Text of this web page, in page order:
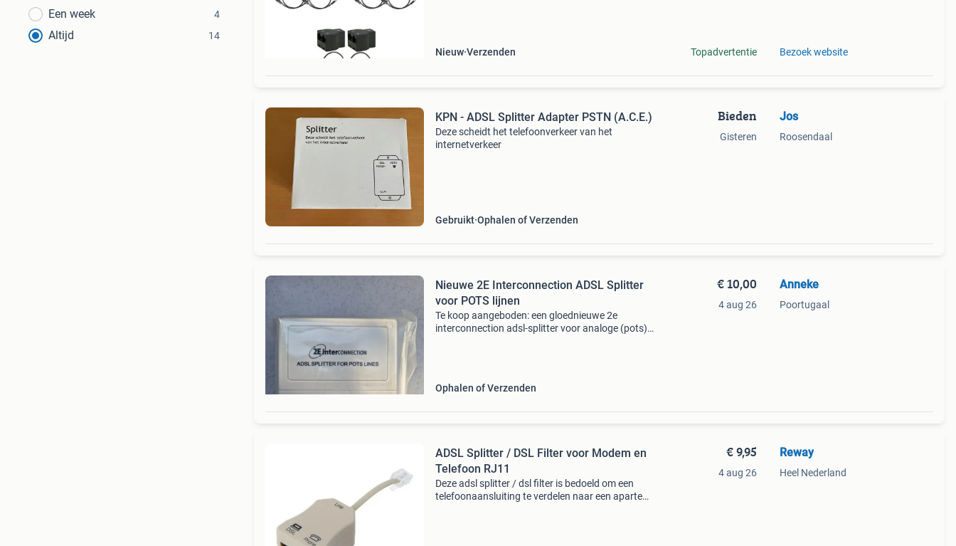
Een week 4
Altijd 14
Nieuw Verzenden Topadvertentie Bezoek website
KPN - ADSL Splitter Adapter PSTN (A.C.E.)
Deze scheidt het telefoonverkeer van het
internetverkeer
Gebruikt Ophalen of Verzenden
Bieden
Gisteren
Jos
Roosendaal
Nieuwe 2E Interconnection ADSL Splitter
voor POTS lijnen
Te koop aangeboden: een gloednieuwe 2e
interconnection adsl-splitter voor analoge (pots)
Ophalen of Verzenden
€ 10,00
4 aug 26
Anneke
Poortugaal
ADSL Splitter / DSL Filter voor Modem en
Telefoon RJ11
Deze adsl splitter / dsl filter is bedoeld om een
telefoonaansluiting te verdelen naar een aparte
€ 9,95
4 aug 26
Reway
Heel Nederland